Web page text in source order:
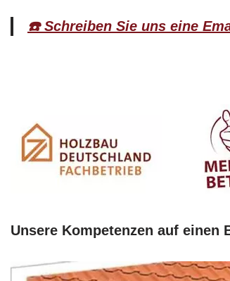
☎️ Schreiben Sie uns eine
Unsere Kompetenzen auf einen